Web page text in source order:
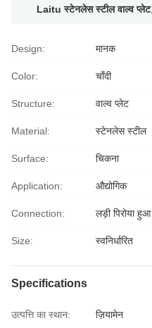
Laitu स्टेनलेस स्टील वाल्व प्लेट,
Design: मानक
Color: चाँदी
Structure: वाल्व प्लेट
Material: स्टेनलेस स्टील
Surface: चिकना
Application: औद्योगिक
Connection: लड़ी पिरोया हुआ
Size: स्वनिर्धारित
Specifications
उत्पत्ति का स्थान: ज़ियामेन